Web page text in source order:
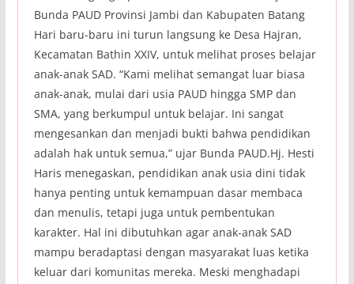
Bunda PAUD Provinsi Jambi dan Kabupaten Batang
Hari baru-baru ini turun langsung ke Desa Hajran,
Kecamatan Bathin XXIV, untuk melihat proses belajar
anak-anak SAD. “Kami melihat semangat luar biasa
anak-anak, mulai dari usia PAUD hingga SMP dan
SMA, yang berkumpul untuk belajar. Ini sangat
mengesankan dan menjadi bukti bahwa pendidikan
adalah hak untuk semua,” ujar Bunda PAUD.Hj. Hesti
Haris menegaskan, pendidikan anak usia dini tidak
hanya penting untuk kemampuan dasar membaca
dan menulis, tetapi juga untuk pembentukan
karakter. Hal ini dibutuhkan agar anak-anak SAD
mampu beradaptasi dengan masyarakat luas ketika
keluar dari komunitas mereka. Meski menghadapi